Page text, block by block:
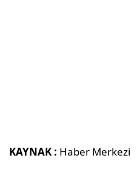
KAYNAK : Haber Merkezi